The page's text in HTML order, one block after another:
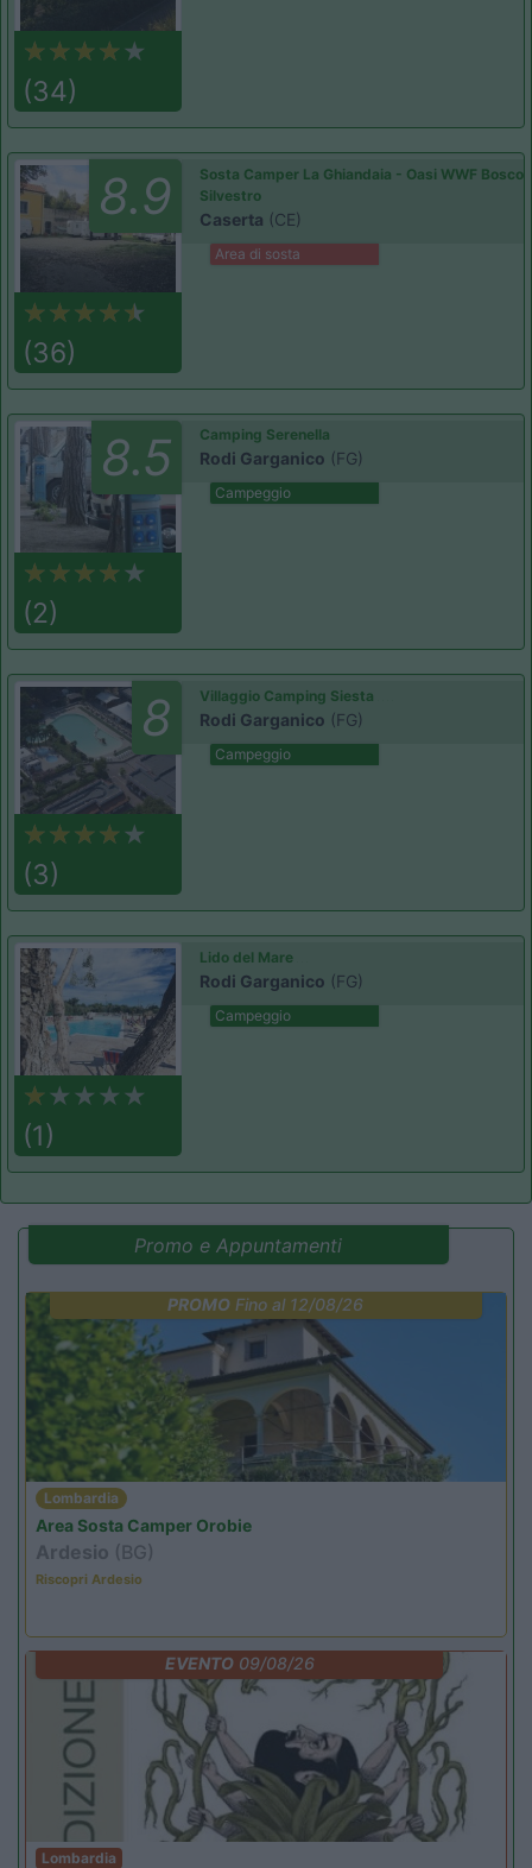
(34)
8.9
(36)
Sosta Camper La Ghiandaia - Oasi WWF Bosco
Silvestro
Caserta (CE)
Area di sosta
8.5
(2)
Camping Serenella
Rodi Garganico (FG)
Campeggio
8
(3)
Villaggio Camping Siesta
Rodi Garganico (FG)
Campeggio
(1)
Lido del Mare
Rodi Garganico (FG)
Campeggio
Promo e Appuntamenti
PROMO Fino al 12/08/26
Lombardia
Area Sosta Camper Orobie
Ardesio (BG)
Riscopri Ardesio
EVENTO09/08/26
Lombardia